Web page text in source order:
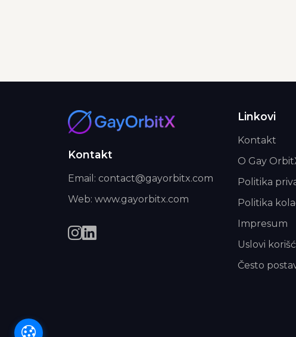
Kontakt
Email: contact@gayorbitx.com
Web: www.gayorbitx.com
Linkovi
Kontakt
O Gay
Politika
Politika
Impresum
Uslovi
Često